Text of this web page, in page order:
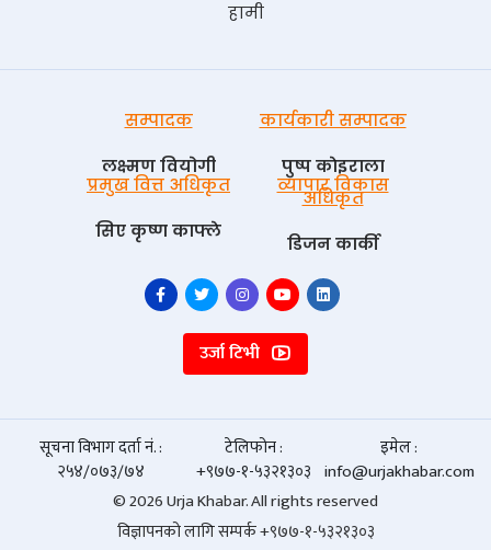
हामी
सम्पादक
लक्ष्मण वियोगी
कार्यकारी सम्पादक
पुष्प काेइराला
प्रमुख वित्त अधिकृत
सिए कृष्ण काफ्ले
व्यापार विकास
अधिकृत
डिजन कार्की
उर्जा टिभी
सूचना विभाग दर्ता नं. :
२५४/०७३/७४
टेलिफोन :
+९७७-१-५३२१३०३
इमेल :
info@urjakhabar.com
© 2026 Urja Khabar. All rights reserved
विज्ञापनको लागि सम्पर्क +९७७-१-५३२१३०३